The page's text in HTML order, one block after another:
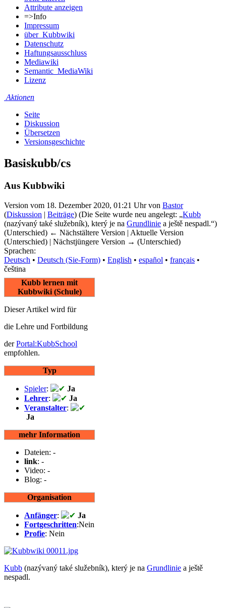
Attribute anzeigen
=>Info
Impressum
über_Kubbwiki
Datenschutz
Haftungsausschluss
Mediawiki
Semantic_MediaWiki
Lizenz
Aktionen
Seite
Diskussion
Übersetzen
Versionsgeschichte
Basiskubb/cs
Aus Kubbwiki
Version vom 18. Dezember 2020, 01:21 Uhr von Bastor
(Diskussion | Beiträge) (Die Seite wurde neu angelegt: „Kubb
(nazývaný také služebník), který je na Grundlinie a ještě nespadl.“)
(Unterschied) ← Nächstältere Version | Aktuelle Version
(Unterschied) | Nächstjüngere Version → (Unterschied)
Sprachen:
Deutsch • ‎ Deutsch (Sie-Form)‎ • ‎ English • ‎ español • ‎ français •
čeština
Kubb lernen mit
Kubbwiki (Schule)
Dieser Artikel wird für
die Lehre und Fortbildung
derPortal:KubbSchool
empfohlen.
Typ
Spieler:
Ja
Lehrer:
Ja
Veranstalter:
Ja
mehr Information
Dateien: -
link: -
Video: -
Blog: -
Organisation
Anfänger:
Ja
Fortgeschritten:Nein
Profie: Nein
Kubb (nazývaný také služebník), který je na Grundlinie a ještě
nespadl.